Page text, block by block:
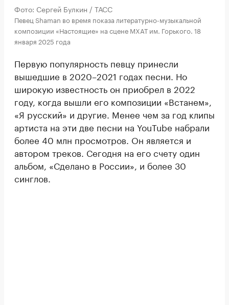
Фото: Сергей Булкин / ТАСС
Певец Shaman во время показа литературно-музыкальной
композиции «Настоящие» на сцене МХАТ им. Горького. 18
января 2025 года
Первую популярность певцу принесли
вышедшие в 2020–2021 годах песни. Но
широкую известность он приобрел в 2022
году, когда вышли его композиции «Встанем»,
«Я русский» и другие. Менее чем за год клипы
артиста на эти две песни на YouTube набрали
более 40 млн просмотров. Он является и
автором треков. Сегодня на его счету один
альбом, «Сделано в России», и более 30
синглов.